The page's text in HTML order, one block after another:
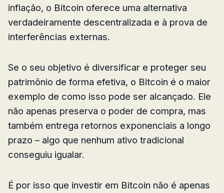
inflação, o Bitcoin oferece uma alternativa
verdadeiramente descentralizada e à prova de
interferências externas.
Se o seu objetivo é diversificar e proteger seu
patrimônio de forma efetiva, o Bitcoin é o maior
exemplo de como isso pode ser alcançado. Ele
não apenas preserva o poder de compra, mas
também entrega retornos exponenciais a longo
prazo – algo que nenhum ativo tradicional
conseguiu igualar.
É por isso que investir em Bitcoin não é apenas